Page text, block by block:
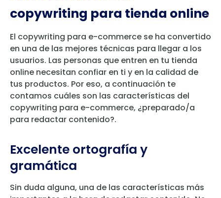
copywriting para tienda online
El copywriting para e-commerce se ha convertido
en una de las mejores técnicas para llegar a los
usuarios. Las personas que entren en tu tienda
online necesitan confiar en ti y en la calidad de
tus productos. Por eso, a continuación te
contamos cuáles son las características del
copywriting para e-commerce, ¿preparado/a
para redactar contenido?.
Excelente ortografía y
gramática
Sin duda alguna, una de las características más